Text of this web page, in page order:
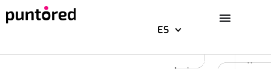
contenido
ES